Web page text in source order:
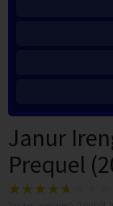
Janur
Prequel